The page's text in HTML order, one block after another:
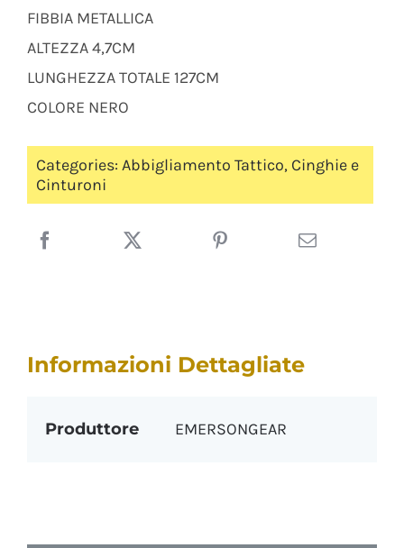
FIBBIA METALLICA
ALTEZZA 4,7CM
LUNGHEZZA TOTALE 127CM
COLORE NERO
Categories: Abbigliamento Tattico, Cinghie e
Cinturoni
Informazioni Dettagliate
Produttore EMERSONGEAR